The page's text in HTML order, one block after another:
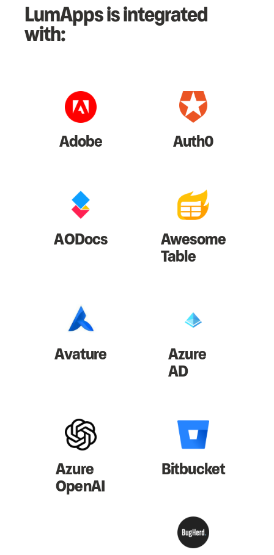
LumApps is integrated
with:
Adobe Auth0
AODocs Awesome
Table
Avature Azure
AD
Azure
OpenAI
Bitbucket